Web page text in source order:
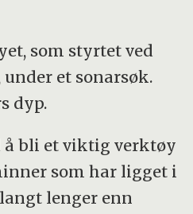
gir skarpere
svært detaljerte
på sjøbunn, med
benyttes svært
som styrtet ved
et sonarsøk.
dyp.
å bli et viktig verktøy
som har ligget i
lenger enn